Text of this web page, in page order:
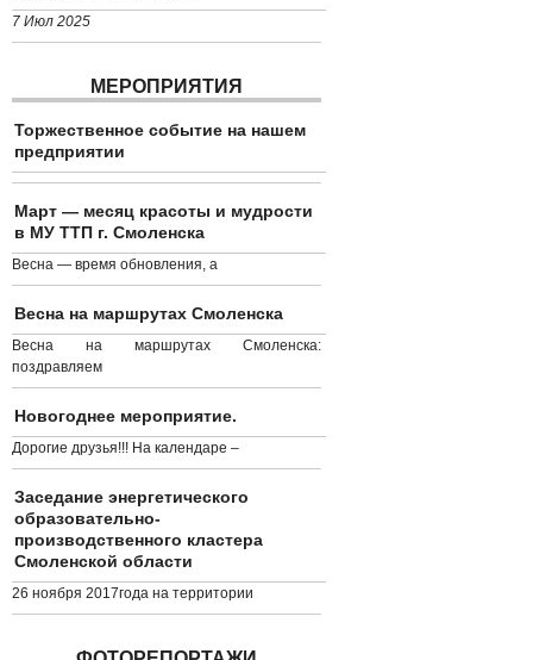
7 Июл 2025
МЕРОПРИЯТИЯ
Торжественное событие на нашем
предприятии
Март — месяц красоты и мудрости
в МУ ТТП г. Смоленска
Весна — время обновления, а
Весна на маршрутах Смоленска
Весна на маршрутах Смоленска:
поздравляем
Новогоднее мероприятие.
Дорогие друзья!!! На календаре –
Заседание энергетического
образовательно-
производственного кластера
Смоленской области
26 ноября 2017года на территории